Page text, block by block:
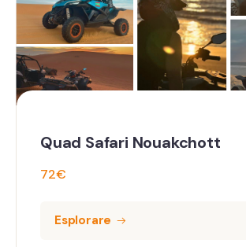
Quad Safari Nouakchott
72€
Esplorare